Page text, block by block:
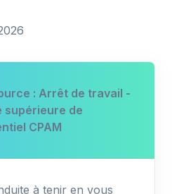
: Arrêt de travail -
supérieure de
CPAM
à tenir en vous